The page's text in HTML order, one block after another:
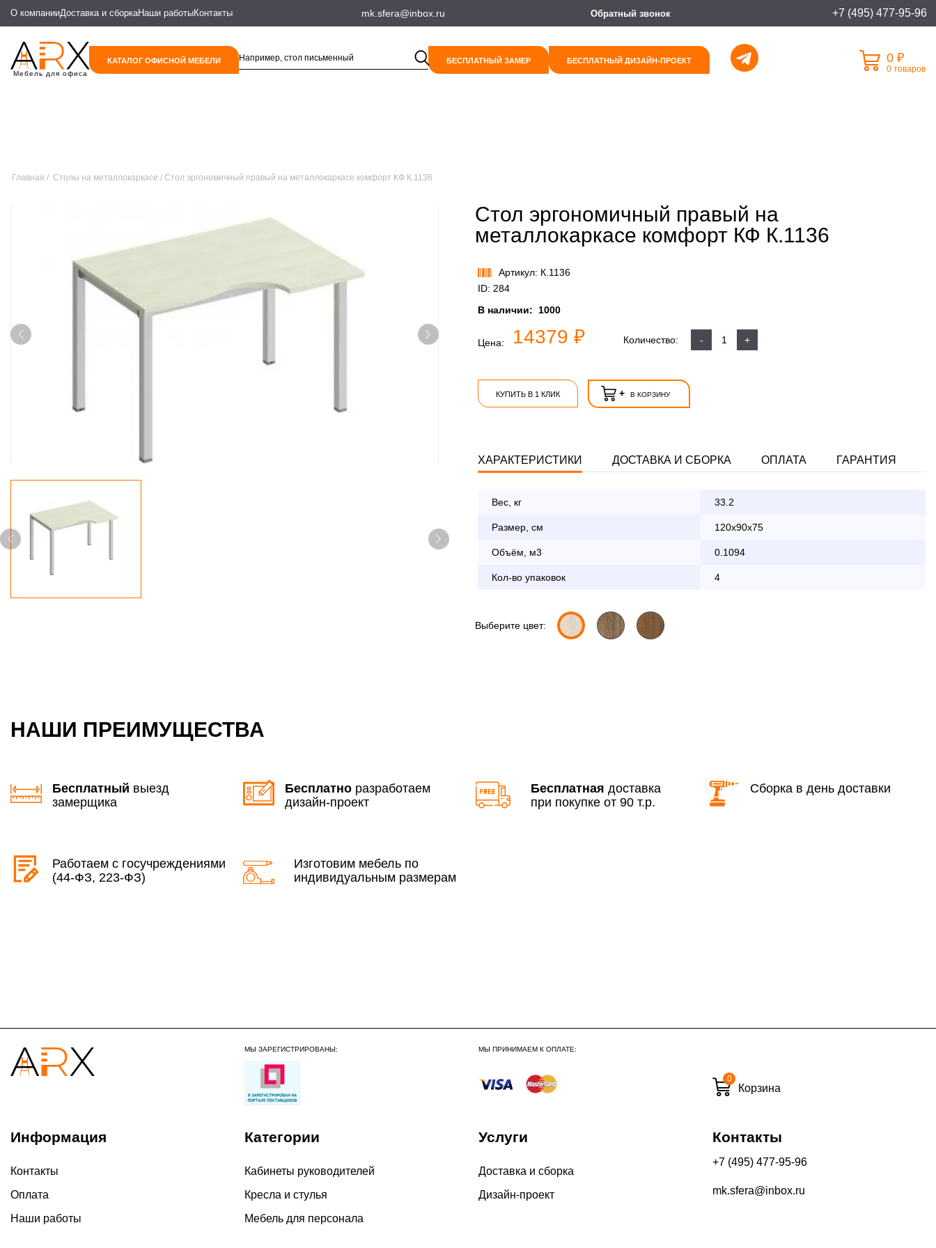
О компанииДоставка и сборкаНаши работыКонтакты mk.sfera@inbox.ru Обратный звонок +7 (495) 477-95-96
Мебель для офиса
КАТАЛОГ ОФИСНОЙ МЕБЕЛИ БЕСПЛАТНЫЙ ЗАМЕР БЕСПЛАТНЫЙ ДИЗАЙН-ПРОЕКТ 0 ₽
0 товаров
Главная Столы на металлокаркасе Стол эргономичный правый на металлокаркасе комфорт КФ К.1136
Стол эргономичный правый на
металлокаркасе комфорт КФ К.1136
Артикул: К.1136
ID: 284
В наличии:
1000
Цена: 14379 ₽ Количество: - +
КУПИТЬ В 1 КЛИК + В КОРЗИНУ
ХАРАКТЕРИСТИКИ ДОСТАВКА И СБОРКА ОПЛАТА ГАРАНТИЯ
Вес, кг 33.2
Размер, см 120x90x75
Объём, м3 0.1094
Кол-во упаковок 4
По Москве в пределах МКАД осуществляется в будние дни
Свыше 90 000 руб.
бесплатно
Свыше 300 000 руб.
Сборка в выходные дни и вечернее время:
По Московской области
Оплата заказа банковской картой
Выберите цвет:
НАШИ ПРЕИМУЩЕСТВА
Бесплатный выезд
замерщика
Бесплатно разработаем
дизайн-проект
Бесплатная доставка
при покупке от 90 т.р.
Сборка в день доставки
Работаем с госучреждениями
(44-ФЗ, 223-ФЗ)
Изготовим мебель по
индивидуальным размерам
МЫ ЗАРЕГИСТРИРОВАНЫ: МЫ ПРИНИМАЕМ К ОПЛАТЕ:
0
Корзина
Информация
Контакты
Оплата
Наши работы
Категории
Кабинеты руководителей
Кресла и стулья
Мебель для персонала
Услуги
Доставка и сборка
Дизайн-проект
Контакты
+7 (495) 477-95-96
mk.sfera@inbox.ru